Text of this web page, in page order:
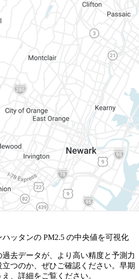
ッタンの PM2.5 の中央値を可視化
去データが、より高い精度と予測力
つのか、ぜひご確認ください。早期
え、詳細をご覧ください。